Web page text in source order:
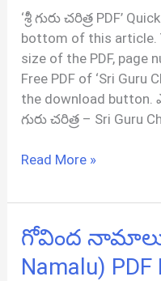
Katha
PDF
In
Telugu
‘శ్రీ గురు చరిత్ర PDF’
bottom of this article.
size of the PDF, page
Free PDF of ‘Sri Guru
the download
గురు చరిత్ర – Sri Guru
శ్రీ
చరిత్ర
Sri
Guru
Read More »
గోవింద నామాలు
Namalu) PDF